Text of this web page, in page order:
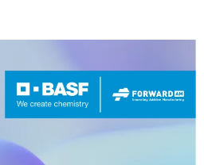
他人資訊註冊。若發現惡意使用之情形，